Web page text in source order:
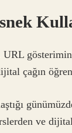
URL
çağın
ve